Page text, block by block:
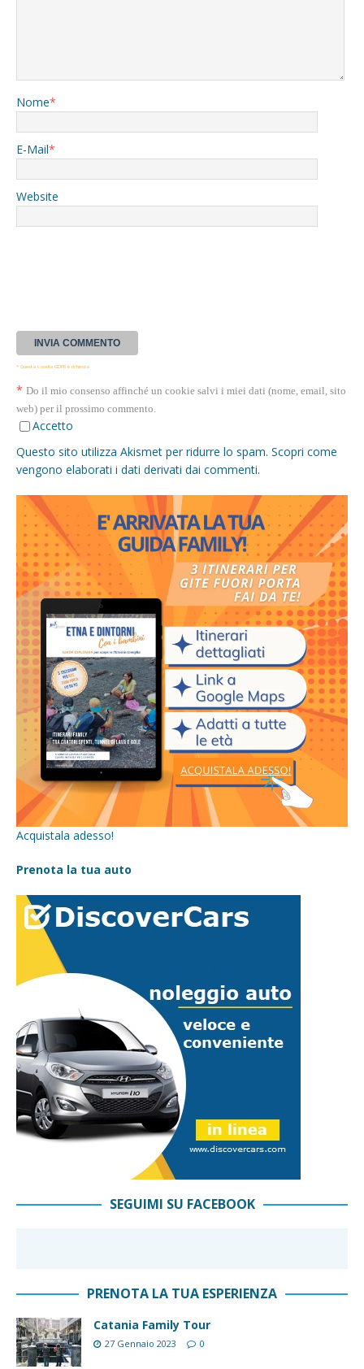
Nome*
E-Mail*
Website
* Questa casella GDPR è richiesta
* Do il mio consenso affinché un cookie salvi i miei dati (nome, email, sito
web) per il prossimo commento.
Accetto
Questo sito utilizza Akismet per ridurre lo spam. Scopri come
vengono elaborati i dati derivati dai commenti.
Acquistala adesso!
Prenota la tua auto
SEGUIMI SU FACEBOOK
PRENOTA LA TUA ESPERIENZA
Catania Family Tour
27 Gennaio 2023 0